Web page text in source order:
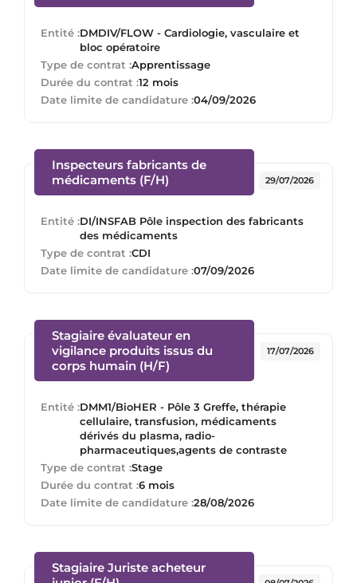
Entité :DMDIV/FLOW - Cardiologie, vasculaire et
bloc opératoire
Type de contrat :Apprentissage
Durée du contrat :12 mois
Date limite de candidature :04/09/2026
Inspecteurs fabricants de
médicaments (F/H) (Nouvelle fenêtre)
Entité :DI/INSFAB Pôle inspection des fabricants
des médicaments
Type de contrat :CDI
29/07/2026
Date limite de candidature :07/09/2026
Stagiaire évaluateur en
vigilance produits issus du
corps humain (H/F)
Entité :DMM1/BioHER - Pôle 3 Greffe, thérapie
cellulaire, transfusion, médicaments
dérivés du plasma, radio-
pharmaceutiques,agents de contraste
Type de contrat :Stage
Durée du contrat :6 mois
17/07/2026
Date limite de candidature :28/08/2026
Stagiaire Juriste acheteur